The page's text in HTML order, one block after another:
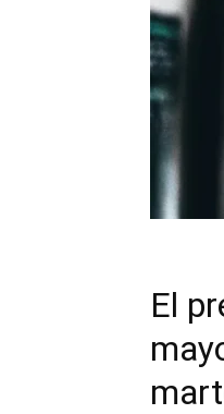
El